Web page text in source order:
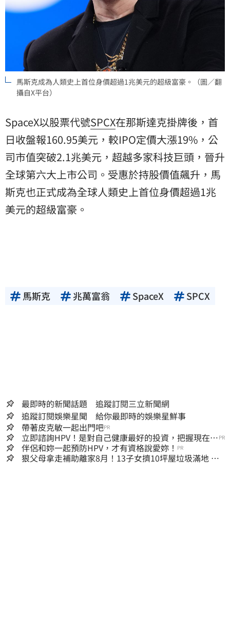
馬斯克成為人類史上首位身價超過1兆美元的超級富豪。（圖／翻
攝自X平台）
SpaceX以股票代號SPCX在那斯達克掛牌後，首
日收盤報160.95美元，較IPO定價大漲19%，公
司市值突破2.1兆美元，超越多家科技巨頭，晉升
全球第六大上市公司。受惠於持股價值飆升，馬
斯克也正式成為全球人類史上首位身價超過1兆
美元的超級富豪。
馬斯克 兆萬富翁 SpaceX SPCX
最即時的新聞話題 追蹤訂閱三立新聞網
追蹤訂閱娛樂星聞 給你最即時的娛樂星鮮事
帶著皮克敏一起出門吧PR
立即諮詢HPV！是對自己健康最好的投資，把握現在不
嫌晚！
PR
伴侶和妳一起預防HPV，才有資格說愛妳！ PR
狠父母拿走補助離家8月！13子女擠10坪屋垃圾滿地 驚